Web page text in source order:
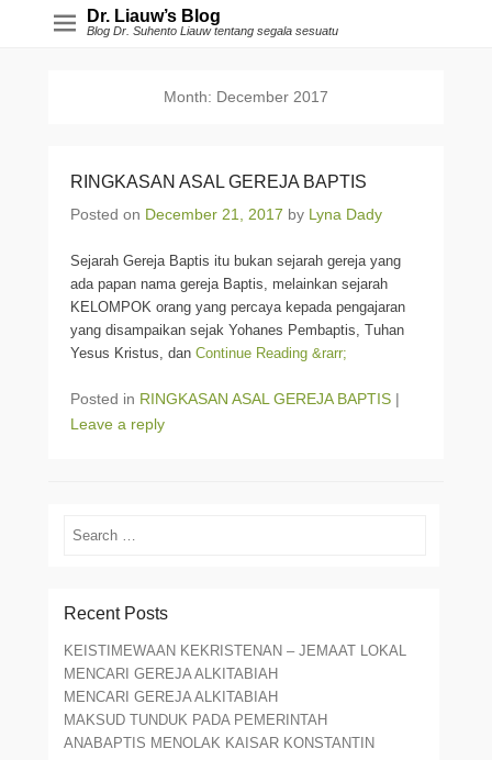
Dr. Liauw’s Blog
Blog Dr. Suhento Liauw tentang segala sesuatu
Month: December 2017
RINGKASAN ASAL GEREJA BAPTIS
Posted on December 21, 2017 by Lyna Dady
Sejarah Gereja Baptis itu bukan sejarah gereja yang
ada papan nama gereja Baptis, melainkan sejarah
KELOMPOK orang yang percaya kepada pengajaran
yang disampaikan sejak Yohanes Pembaptis, Tuhan
Yesus Kristus, dan Continue Reading &rarr;
Posted in RINGKASAN ASAL GEREJA BAPTIS |
Leave a reply
Search
Recent Posts
KEISTIMEWAAN KEKRISTENAN – JEMAAT LOKAL
MENCARI GEREJA ALKITABIAH
MENCARI GEREJA ALKITABIAH
MAKSUD TUNDUK PADA PEMERINTAH
ANABAPTIS MENOLAK KAISAR KONSTANTIN